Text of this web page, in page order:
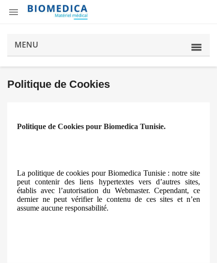

MENU
Politique de Cookies
Politique de Cookies pour Biomedica Tunisie.
La politique de cookies pour Biomedica Tunisie : notre site
peut contenir des liens hypertextes vers d’autres sites,
établis avec l’autorisation du Webmaster. Cependant, ce
dernier ne peut vérifier le contenu de ces sites et n’en
assume aucune responsabilité.